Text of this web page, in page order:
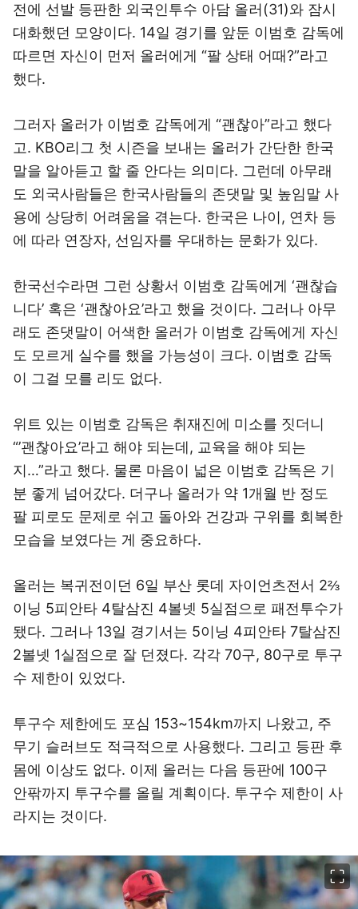
전에 선발 등판한 외국인투수 아담 올러(31)와 잠시
대화했던 모양이다. 14일 경기를 앞둔 이범호 감독에
따르면 자신이 먼저 올러에게 “팔 상태 어때?”라고
했다.
그러자 올러가 이범호 감독에게 “괜찮아”라고 했다
고. KBO리그 첫 시즌을 보내는 올러가 간단한 한국
말을 알아듣고 할 줄 안다는 의미다. 그런데 아무래
도 외국사람들은 한국사람들의 존댓말 및 높임말 사
용에 상당히 어려움을 겪는다. 한국은 나이, 연차 등
에 따라 연장자, 선임자를 우대하는 문화가 있다.
한국선수라면 그런 상황서 이범호 감독에게 ‘괜찮습
니다’ 혹은 ‘괜찮아요’라고 했을 것이다. 그러나 아무
래도 존댓말이 어색한 올러가 이범호 감독에게 자신
도 모르게 실수를 했을 가능성이 크다. 이범호 감독
이 그걸 모를 리도 없다.
위트 있는 이범호 감독은 취재진에 미소를 짓더니
“’괜찮아요’라고 해야 되는데, 교육을 해야 되는
지…”라고 했다. 물론 마음이 넓은 이범호 감독은 기
분 좋게 넘어갔다. 더구나 올러가 약 1개월 반 정도
팔 피로도 문제로 쉬고 돌아와 건강과 구위를 회복한
모습을 보였다는 게 중요하다.
올러는 복귀전이던 6일 부산 롯데 자이언츠전서 2⅔
이닝 5피안타 4탈삼진 4볼넷 5실점으로 패전투수가
됐다. 그러나 13일 경기서는 5이닝 4피안타 7탈삼진
2볼넷 1실점으로 잘 던졌다. 각각 70구, 80구로 투구
수 제한이 있었다.
투구수 제한에도 포심 153~154km까지 나왔고, 주
무기 슬러브도 적극적으로 사용했다. 그리고 등판 후
몸에 이상도 없다. 이제 올러는 다음 등판에 100구
안팎까지 투구수를 올릴 계획이다. 투구수 제한이 사
라지는 것이다.